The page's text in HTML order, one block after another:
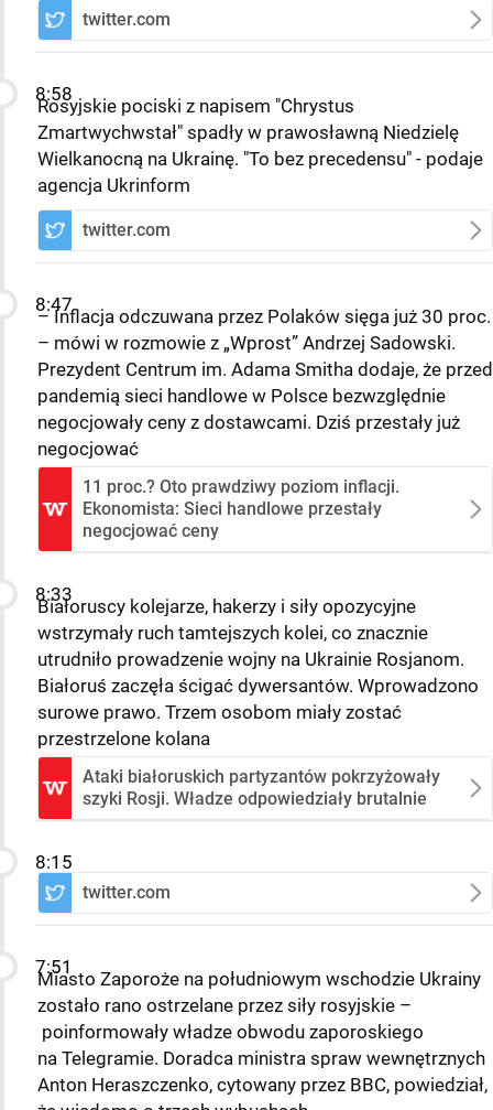
twitter.com
8:58
Rosyjskie pociski z napisem "Chrystus
Zmartwychwstał" spadły w prawosławną Niedzielę
Wielkanocną na Ukrainę. "To bez precedensu" - podaje
agencja Ukrinform
twitter.com
8:47
– Inflacja odczuwana przez Polaków sięga już 30 proc.
– mówi w rozmowie z „Wprost” Andrzej Sadowski.
Prezydent Centrum im. Adama Smitha dodaje, że przed
pandemią sieci handlowe w Polsce bezwzględnie
negocjowały ceny z dostawcami. Dziś przestały już
negocjować
11 proc.? Oto prawdziwy poziom inflacji.
Ekonomista: Sieci handlowe przestały
negocjować ceny
8:33
Białoruscy kolejarze, hakerzy i siły opozycyjne
wstrzymały ruch tamtejszych kolei, co znacznie
utrudniło prowadzenie wojny na Ukrainie Rosjanom.
Białoruś zaczęła ścigać dywersantów. Wprowadzono
surowe prawo. Trzem osobom miały zostać
przestrzelone kolana
Ataki białoruskich partyzantów pokrzyżowały
szyki Rosji. Władze odpowiedziały brutalnie
8:15
twitter.com
7:51
Miasto Zaporoże na południowym wschodzie Ukrainy
zostało rano ostrzelane przez siły rosyjskie –
poinformowały władze obwodu zaporoskiego
na Telegramie. Doradca ministra spraw wewnętrznych
Anton Heraszczenko, cytowany przez BBC, powiedział,